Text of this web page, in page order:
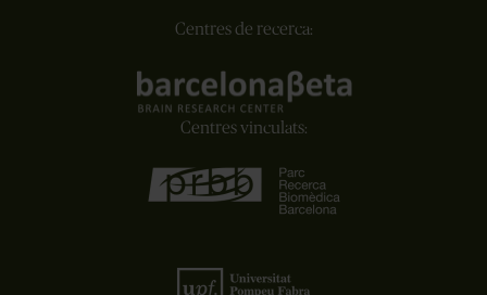
Centres de recerca:
Centres vinculats: